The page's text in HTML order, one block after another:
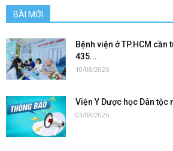
BÀI MỚI
Bệnh viện ở TP.HCM
435...
10/08/2026
Viện Y Dược học Dân
03/08/2026